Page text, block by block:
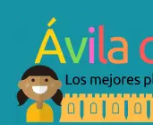
content